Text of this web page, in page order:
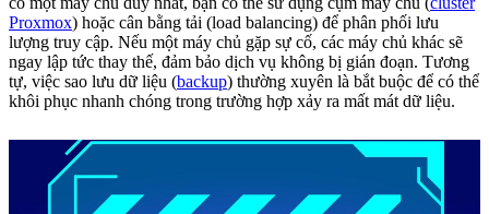
Proxmox) hoặc cân bằng tải (load balancing) để phân phối lưu
lượng truy cập. Nếu một máy chủ gặp sự cố, các máy chủ khác sẽ
ngay lập tức thay thế, đảm bảo dịch vụ không bị gián đoạn. Tương
tự, việc sao lưu dữ liệu (backup) thường xuyên là bắt buộc để có thể
khôi phục nhanh chóng trong trường hợp xảy ra mất mát dữ liệu.